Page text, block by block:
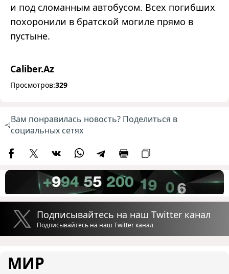
и под сломанным автобусом. Всех погибших
похоронили в братской могиле прямо в
пустыне.
Caliber.Az
Просмотров:329
Вам понравилась новость? Поделиться в
социальных сетях
Подписывайтесь на наш Twitter канал
Подписывайтесь на наш Twitter канал
МИР